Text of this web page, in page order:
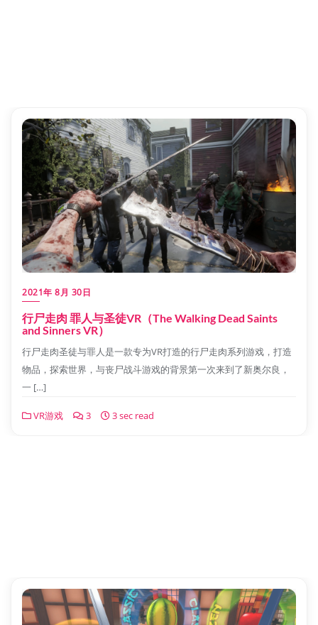
2021年 8月 30日
行尸走肉 罪人与圣徒VR（The Walking Dead Saints
and Sinners VR）
行尸走肉圣徒与罪人是一款专为VR打造的行尸走肉系列游戏，打造
物品，探索世界，与丧尸战斗游戏的背景第一次来到了新奥尔良，
一 […]
VR游戏 3 3 sec read